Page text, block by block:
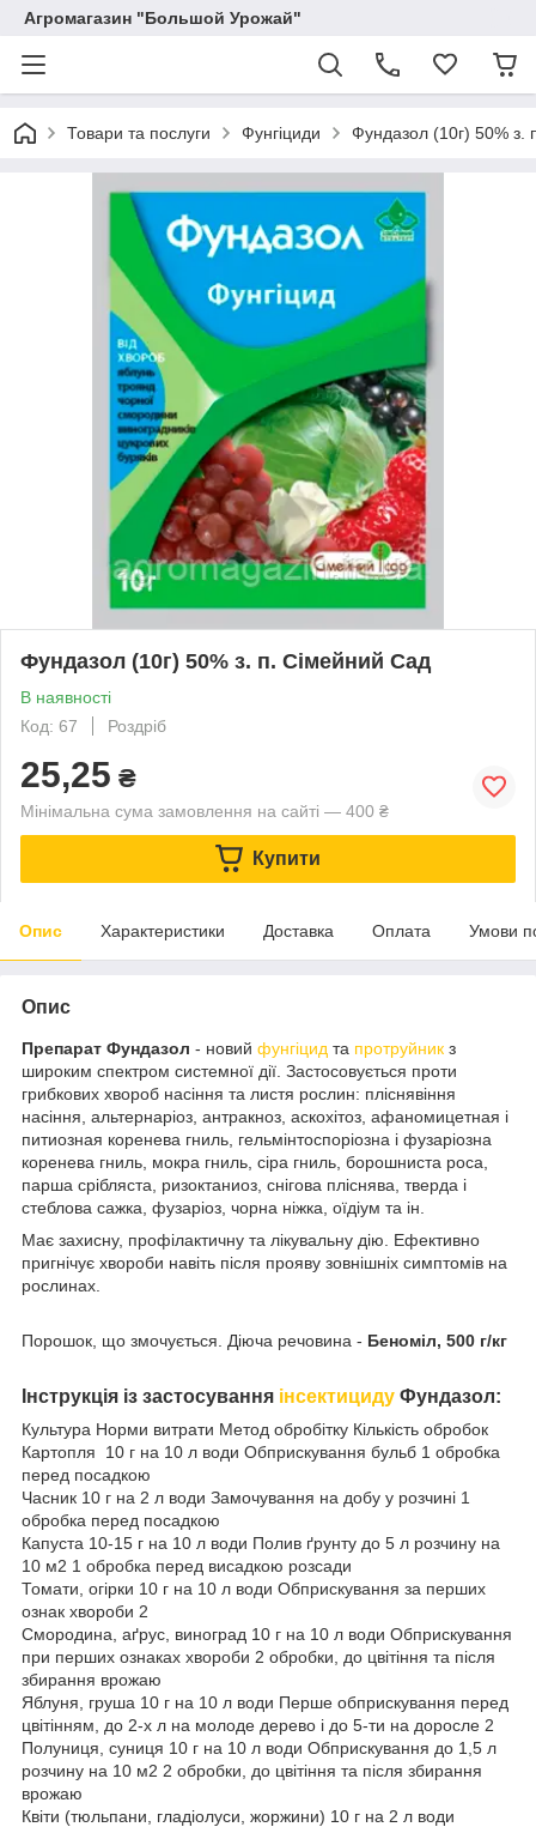
Агромагазин "Большой Урожай"
Товари та послуги Фунгіциди Фундазол (10г) 50% з.
Фундазол (10г) 50% з. п. Сімейний Сад
В наявності
Код: 67
Роздріб
25,25 ₴
Мінімальна сума замовлення на сайті — 400 ₴
Купити
Опис Характеристики Доставка Оплата Умови
Опис
Препарат Фундазол - новий фунгіцид та протруйник з
широким спектром системної дії. Застосовується проти
грибкових хвороб насіння та листя рослин: пліснявіння
насіння, альтернаріоз, антракноз, аскохітоз, афаномицетная і
питиозная коренева гниль, гельмінтоспоріозна і фузаріозна
коренева гниль, мокра гниль, сіра гниль, борошниста роса,
парша срібляста, ризоктаниоз, снігова пліснява, тверда і
стеблова сажка, фузаріоз, чорна ніжка, оїдіум та ін.
Має захисну, профілактичну та лікувальну дію. Ефективно
пригнічує хвороби навіть після прояву зовнішніх симптомів на
рослинах.
Порошок, що змочується. Діюча речовина - Беноміл, 500 г/кг
Інструкція із застосування інсектициду Фундазол:
Культура Норми витрати Метод обробітку Кількість обробок
Картопля 10 г на 10 л води Обприскування бульб 1 обробка
перед посадкою
Часник 10 г на 2 л води Замочування на добу у розчині 1
обробка перед посадкою
Капуста 10-15 г на 10 л води Полив ґрунту до 5 л розчину на
10 м2 1 обробка перед висадкою розсади
Томати, огірки 10 г на 10 л води Обприскування за перших
ознак хвороби 2
Смородина, аґрус, виноград 10 г на 10 л води Обприскування
при перших ознаках хвороби 2 обробки, до цвітіння та після
збирання врожаю
Яблуня, груша 10 г на 10 л води Перше обприскування перед
цвітінням, до 2-х л на молоде дерево і до 5-ти на доросле 2
Полуниця, суниця 10 г на 10 л води Обприскування до 1,5 л
розчину на 10 м2 2 обробки, до цвітіння та після збирання
врожаю
Квіти (тюльпани, гладіолуси, жоржини) 10 г на 2 л води